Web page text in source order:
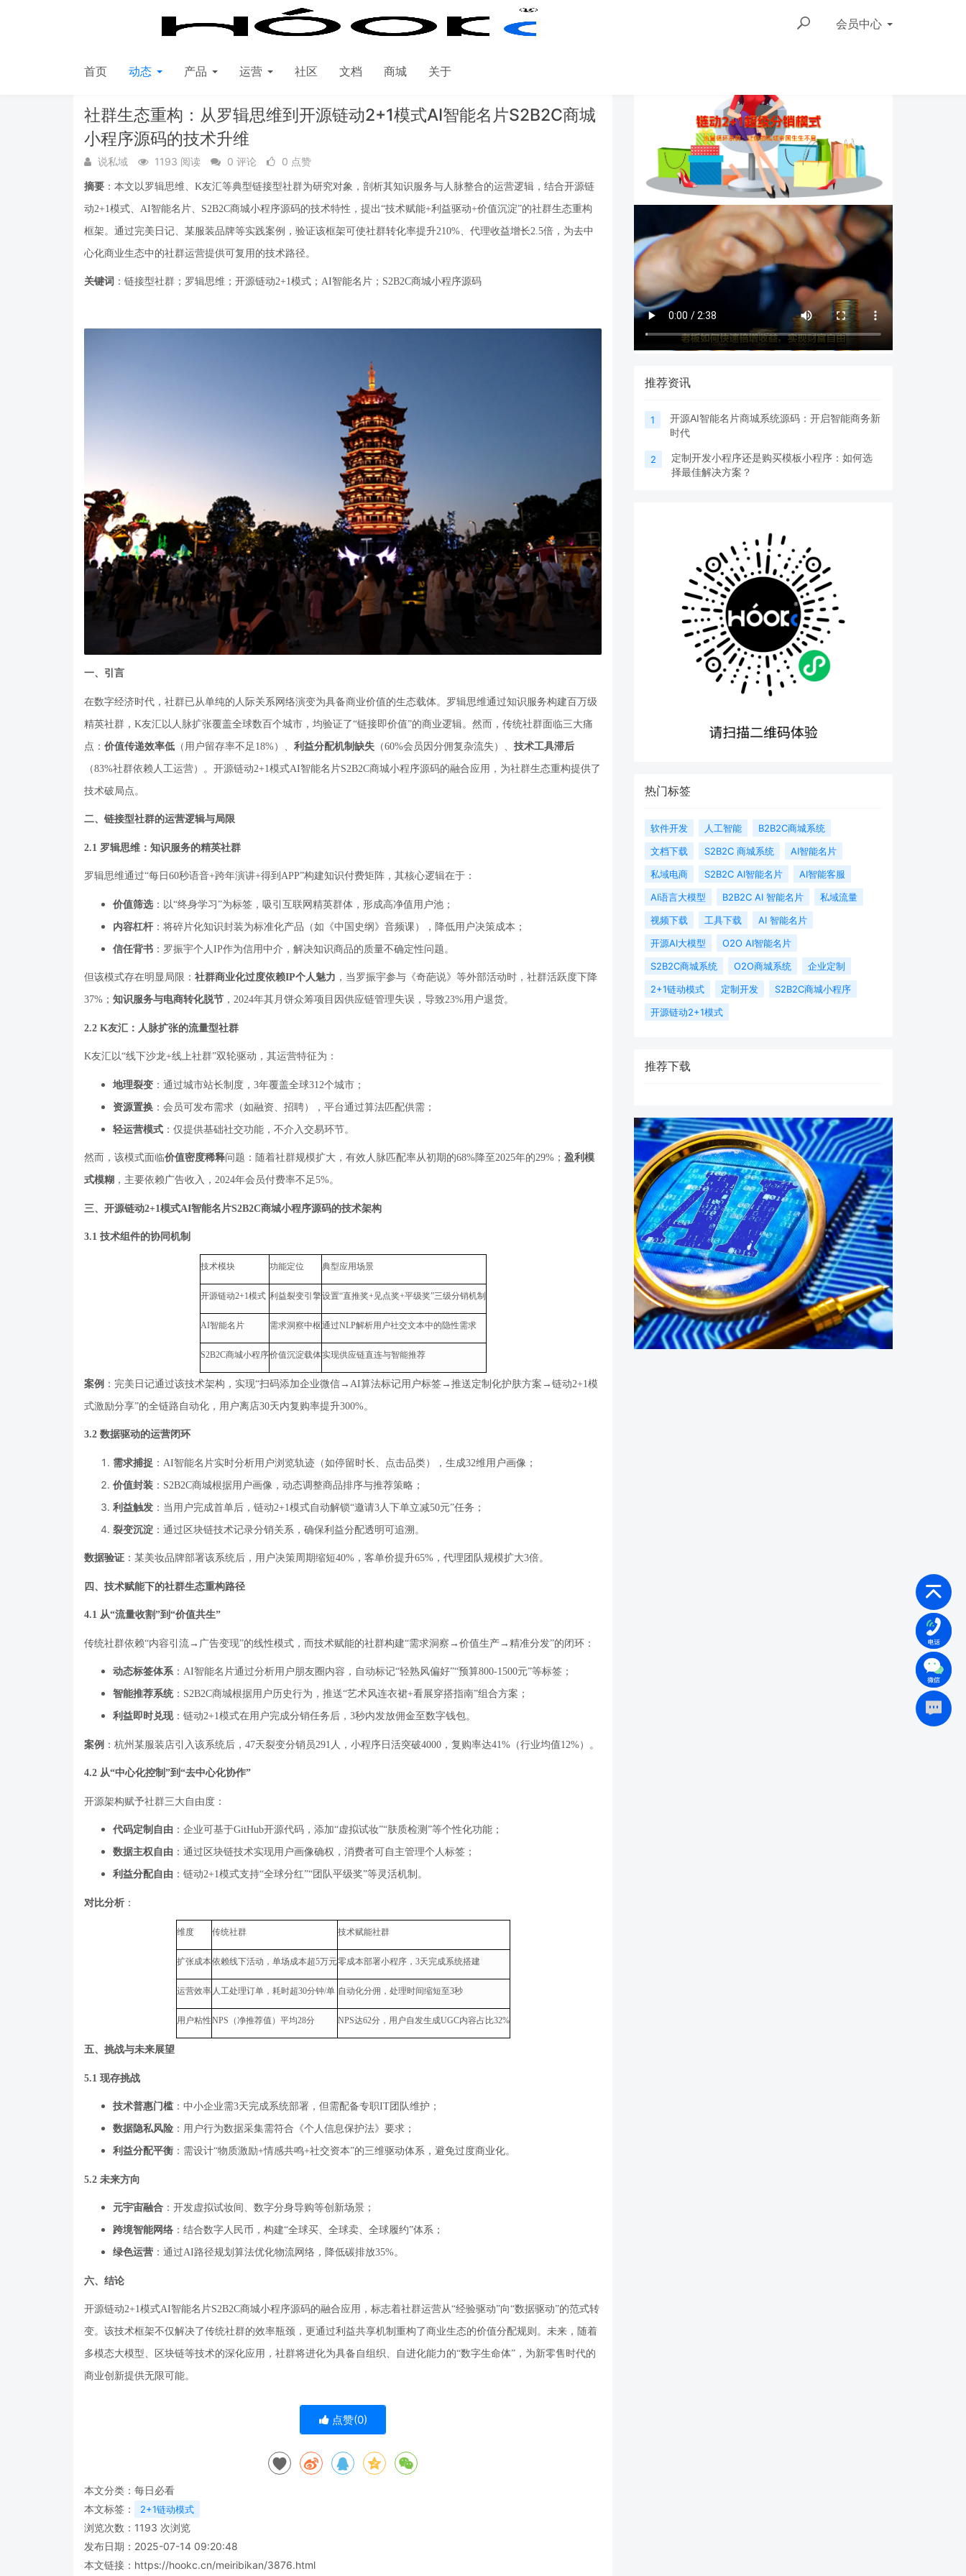
首页 动态 产品 运营 社区 文档 商城 关于
会员中心
首页 动态 每日必看
社群生态重构：从罗辑思维到开源链动2+1模式AI智能名片S2B2C商城
小程序源码的技术升维
说私域 1193 阅读 0 评论 0 点赞
摘要 ：本文以罗辑思维、 K友汇等典型链接型社群为研究对象，剖析其知识服务与人脉整合的运营逻辑，结合开源链
动2+1模式、 AI智能名片、 S2B2C商城小程序源码的技术特性，提出“技术赋能+利益驱动+价值沉淀”的社群生态重构
框架。通过完美日记、某服装品牌等实践案例，验证该框架可使社群转化率提升210% 、代理收益增长2.5倍，为去中
心化商业生态中的社群运营提供可复用的技术路径。
关键词 ：链接型社群；罗辑思维；开源链动2+1模式； AI智能名片； S2B2C商城小程序源码
一、引言
在数字经济时代，社群已从单纯的人际关系网络演变为具备商业价值的生态载体。罗辑思维通过知识服务构建百万级
精英社群， K友汇以人脉扩张覆盖全球数百个城市，均验证了“链接即价值”的商业逻辑。然而，传统社群面临三大痛
点： 价值传递效率低 （用户留存率不足 18%）、 利益分配机制缺失 （60%会员因分佣复杂流失）、 技术工具滞后
（83%社群依赖人工运营）。开源链动2+1 模式AI智能名片S2B2C商城小程序源码的融合应用，为社群生态重构提供了
技术破局点。
二、链接型社群的运营逻辑与局限
2.1 罗辑思维：知识服务的精英社群
罗辑思维通过“每日 60秒语音+跨年演讲+得到 APP”构建知识付费矩阵，其核心逻辑在于：
价值筛选：以“终身学习 ”为标签，吸引互联网精英群体，形成高净值用户池；
内容杠杆 ：将碎片化知识封装为标准化产品（如《中国史纲》音频课），降低用户决策成本；
信任背书 ：罗振宇个人 IP作为信用中介，解决知识商品的质量不确定性问题。
但该模式存在明显局限： 社群商业化过度依赖IP个人魅力 ，当罗振宇参与《奇葩说》等外部活动时，社群活跃度下降
37% ； 知识服务与电商转化脱节 ， 2024年其月饼众筹项目因供应链管理失误，导致23%用户退货。
2.2 K友汇：人脉扩张的流量型社群
K友汇以“线下沙龙+线上社群”双轮驱动，其运营特征为：
地理裂变 ：通过城市站长制度， 3年覆盖全球312个城市；
资源置换 ：会员可发布需求（如融资、招聘），平台通过算法匹配供需；
轻运营模式 ：仅提供基础社交功能，不介入交易环节。
然而，该模式面临价值密度稀释问题：随着社群规模扩大，有效人脉匹配率从初期的68%降至2025年的29% ； 盈利模
式模糊 ，主要依赖广告收入， 2024年会员付费率不足5%。
三、开源链动2+1 模式AI智能名片S2B2C商城小程序源码的技术架构
3.1 技术组件的协同机制
技术模块 功能定位 典型应用场景
开源链动2+1模式 利益裂变引擎设置“直推奖+ 见点奖+平级奖”三级分销机制
AI智能名片 需求洞察中枢通过NLP解析用户社交文本中的隐性需求
S2B2C商城小程序价值沉淀载体实现供应链直连与智能推荐
案例 ：完美日记通过该技术架构，实现“扫码添加企业微信→AI算法标记用户标签→ 推送定制化护肤方案 → 链动2+1 模
式激励分享”的全链路自动化，用户离店30天内复购率提升300%。
3.2 数据驱动的运营闭环
需求捕捉 ： AI智能名片实时分析用户浏览轨迹（如停留时长、点击品类），生成32维用户画像；
价值封装 ： S2B2C商城根据用户画像，动态调整商品排序与推荐策略；
利益触发 ：当用户完成首单后，链动2+1 模式自动解锁“邀请3 人下单立减50元”任务；
裂变沉淀 ：通过区块链技术记录分销关系，确保利益分配透明可追溯。
数据验证 ：某美妆品牌部署该系统后，用户决策周期缩短40% ，客单价提升65% ，代理团队规模扩大3倍。
四、技术赋能下的社群生态重构路径
4.1 从“流量收割”到 “价值共生”
传统社群依赖“内容引流→ 广告变现”的线性模式，而技术赋能的社群构建“需求洞察 → 价值生产→ 精准分发”的闭环：
动态标签体系： AI智能名片通过分析用户朋友圈内容，自动标记“轻熟风偏好”“预算800-1500元”等标签；
智能推荐系统： S2B2C商城根据用户历史行为，推送“艺术风连衣裙+看展穿搭指南”组合方案；
利益即时兑现：链动2+1模式在用户完成分销任务后， 3秒内发放佣金至数字钱包。
案例 ：杭州某服装店引入该系统后， 47天裂变分销员291 人，小程序日活突破4000 ，复购率达41% （行业均值12%）。
4.2 从“中心化控制 ”到 “去中心化协作”
开源架构赋予社群三大自由度：
代码定制自由 ：企业可基于GitHub开源代码，添加“虚拟试妆”“肤质检测 ”等个性化功能；
数据主权自由 ：通过区块链技术实现用户画像确权，消费者可自主管理个人标签；
利益分配自由 ：链动2+1模式支持“全球分红”“团队平级奖”等灵活机制。
对比分析 ：
维度 传统社群 技术赋能社群
扩张成本依赖线下活动，单场成本超5万元零成本部署小程序， 3天完成系统搭建
运营效率 人工处理订单，耗时超30分钟/单 自动化分佣，处理时间缩短至3秒
用户粘性NPS （净推荐值）平均28分 NPS达62分，用户自发生成UGC内容占比32%
五、挑战与未来展望
5.1 现存挑战
技术普惠门槛 ：中小企业需3天完成系统部署，但需配备专职IT团队维护；
数据隐私风险 ：用户行为数据采集需符合《个人信息保护法》要求；
利益分配平衡 ：需设计“物质激励+情感共鸣+社交资本”的三维驱动体系，避免过度商业化。
5.2 未来方向
元宇宙融合 ：开发虚拟试妆间、数字分身导购等创新场景；
跨境智能网络 ：结合数字人民币，构建“全球买、全球卖、全球履约”体系；
绿色运营 ：通过AI路径规划算法优化物流网络，降低碳排放35%。
六、结论
开源链动2+1模式AI智能名片S2B2C商城小程序源码的融合应用，标志着社群运营从“经验驱动”向“数据驱动”的范式转
变。该技术框架不仅解决了传统社群的效率瓶颈，更通过利益共享机制重构了商业生态的价值分配规则。未来，随着
多模态大模型、区块链等技术的深化应用，社群将进化为具备自组织、自进化能力的“数字生命体” ，为新零售时代的
商业创新提供无限可能。
点赞(0)
本文分类： 每日必看
本文标签：
2+1链动模式
浏览次数： 1193 次浏览
发布日期：2025-07-14 09:20:48
本文链接： https://hookc.cn/meiribikan/3876.html
推荐资讯
1
开源AI智能名片商城系统源码：开启智能商务新
时代
2
定制开发小程序还是购买模板小程序：如何选
择最佳解决方案？
热门标签
软件开发 人工智能
B2B2C商城系统
文档下载
S2B2C 商城系统
AI智能名片
私域电商
S2B2C AI智能名片
AI智能客服
AI语言大模型
B2B2C AI 智能名片
私域流量
视频下载
工具下载
AI 智能名片
开源AI大模型
O2O AI智能名片
S2B2C商城系统
O2O商城系统
企业定制
2+1链动模式
定制开发
S2B2C商城小程序
开源链动2+1模式
推荐下载